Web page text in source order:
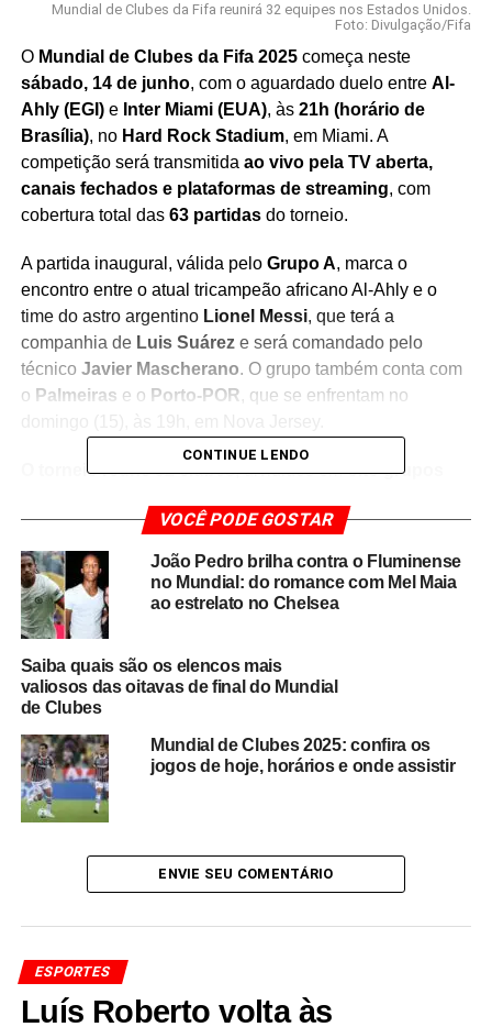
Mundial de Clubes da Fifa reunirá 32 equipes nos Estados Unidos.
Foto: Divulgação/Fifa
O Mundial de Clubes da Fifa 2025começa neste
sábado, 14 de junho, com o aguardado duelo entre Al-
Ahly (EGI)e Inter Miami (EUA), às 21h (horário de
Brasília), no Hard Rock Stadium, em Miami. A
competição será transmitida ao vivo pela TV aberta,
canais fechados e plataformas de streaming, com
cobertura total das 63 partidasdo torneio.
A partida inaugural, válida pelo Grupo A, marca o
encontro entre o atual tricampeão africano Al-Ahly e o
time do astro argentino Lionel Messi, que terá a
companhia de Luis Suáreze será comandado pelo
técnico Javier Mascherano. O grupo também conta com
o Palmeiras e o Porto-POR, que se enfrentam no
O torneio reúne 32 clubes, divididos emoito grupos
de cada chave avançam para asoitavas de final.
Representando o Brasil, estão
Fluminense e Botafogo.
As transmissões serão feitas por:
TV Globo – jogos principais e confrontos de
clubes brasileiros
SporTV
– todos os 63 jogos ao vivo (canal
fechado)
CazéTV
Estreias dos clubes brasileiros
(em Nova Jersey)
Botafogo x Seattle Sounders-EUA
CONTINUE LENDO
VOCÊ PODE GOSTAR
João Pedro brilha contra o Fluminense
no Mundial: do romance com Mel Maia
ao estrelato no Chelsea
Saiba quais são os elencos mais
valiosos das oitavas de final do Mundial
de Clubes
Mundial de Clubes 2025: confira os
jogos de hoje, horários e onde assistir
ENVIE SEU COMENTÁRIO
ESPORTES
Luís Roberto volta às